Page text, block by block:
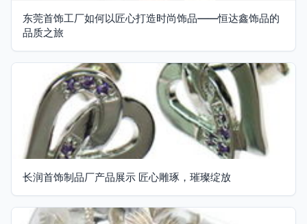
东莞首饰工厂如何以匠心打造时尚饰品——恒达鑫饰品的
品质之旅
长润首饰制品厂产品展示 匠心雕琢，璀璨绽放